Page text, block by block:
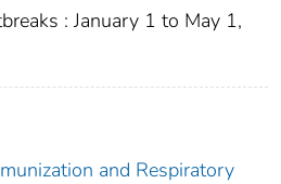
: January 1 to May 1,
and Respiratory